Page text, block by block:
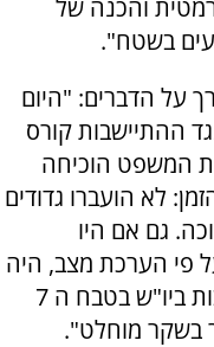
והכנה של
בשטח".
על הדברים: "היום
ההתיישבות קורס
המשפט הוכיחה
לא הועברו גדודים
גם אם היו
פי הערכת מצב, היה
בלתי נתפס להאשים את ההתיישבות ביו"ש בטבח ה 7
בשקר מוחלט".